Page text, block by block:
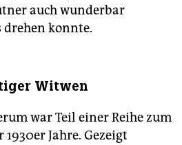
auch wunderbar
drehen konnte.
Witwen
war Teil einer Reihe zum
Jahre. Gezeigt